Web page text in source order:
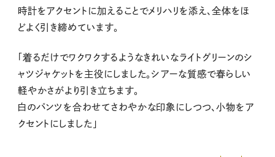
時計をアクセントに加えることでメリハリを添え、全体をほ
どよく引き締めています。
「着るだけでワクワクするようなきれいなライトグリーンのシ
ャツジャケットを主役にしました。シアーな質感で春らしい
軽やかさがより引き立ちます。
白のパンツを合わせてさわやかな印象にしつつ、小物をア
クセントにしました」